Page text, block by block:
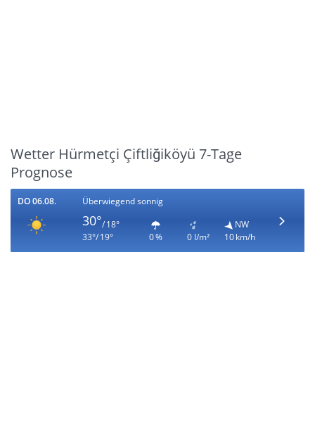
Wetter Hürmetçi Çiftliğiköyü 7-Tage
Prognose
DO 06.08. Überwiegend sonnig
30°/ 18°
33°/ 19°
0 % 0 l/m²
NW
10 km/h